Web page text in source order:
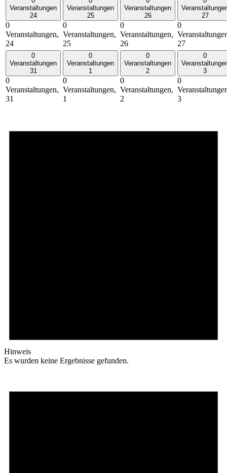
Veranstaltungen
24
0
Veranstaltungen,
24
Veranstaltungen
25
0
Veranstaltungen,
25
Veranstaltungen
26
0
Veranstaltungen,
26
27
0
27
0
Veranstaltungen
31
0
Veranstaltungen,
31
0
Veranstaltungen
1
0
Veranstaltungen,
1
0
Veranstaltungen
2
0
Veranstaltungen,
2
0
3
0
3
Hinweis
Es wurden keine Ergebnisse gefunden.